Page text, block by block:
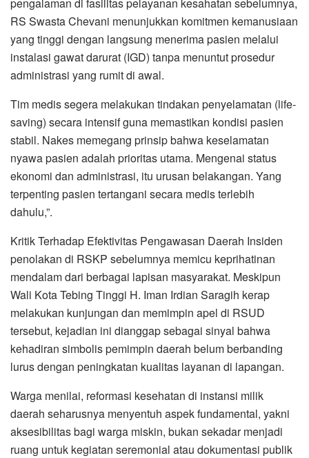
RS Swasta Chevani menunjukkan komitmen kemanusiaan
yang tinggi dengan langsung menerima pasien melalui
instalasi gawat darurat (IGD) tanpa menuntut prosedur
administrasi yang rumit di awal.
Tim medis segera melakukan tindakan penyelamatan (life-
saving) secara intensif guna memastikan kondisi pasien
stabil. Nakes memegang prinsip bahwa keselamatan
nyawa pasien adalah prioritas utama. Mengenai status
ekonomi dan administrasi, itu urusan belakangan. Yang
terpenting pasien tertangani secara medis terlebih
dahulu,”.
Kritik Terhadap Efektivitas Pengawasan Daerah Insiden
penolakan di RSKP sebelumnya memicu keprihatinan
mendalam dari berbagai lapisan masyarakat. Meskipun
Wali Kota Tebing Tinggi H. Iman Irdian Saragih kerap
melakukan kunjungan dan memimpin apel di RSUD
tersebut, kejadian ini dianggap sebagai sinyal bahwa
kehadiran simbolis pemimpin daerah belum berbanding
lurus dengan peningkatan kualitas layanan di lapangan.
Warga menilai, reformasi kesehatan di instansi milik
daerah seharusnya menyentuh aspek fundamental, yakni
aksesibilitas bagi warga miskin, bukan sekadar menjadi
ruang untuk kegiatan seremonial atau dokumentasi publik